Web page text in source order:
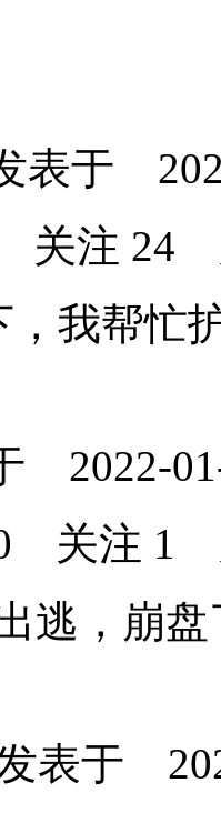
表于
关注 24
，我帮忙
2022-
关注 1
逃，崩
表于